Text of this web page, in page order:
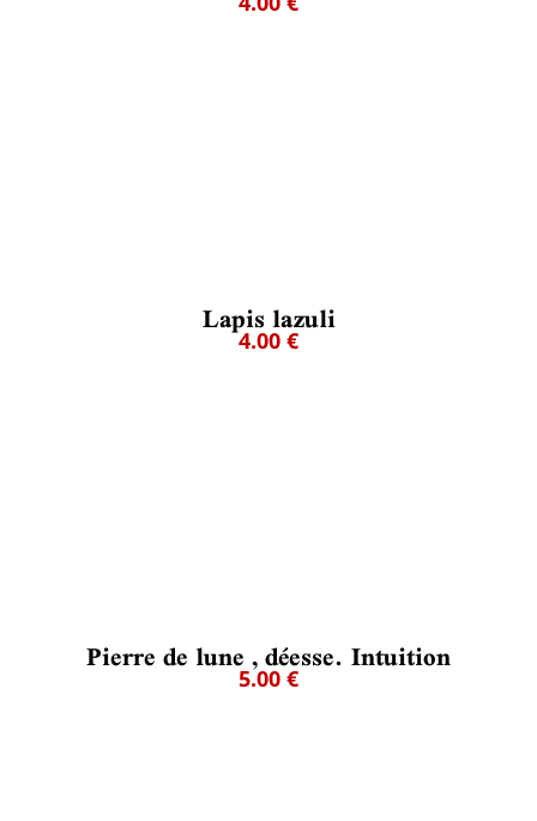
Lapis lazuli
4.00 €
Pierre de lune , déesse. Intuition
5.00 €